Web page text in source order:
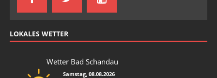
LOKALES WETTER
Wetter Bad Schandau
Samstag, 08.08.2026